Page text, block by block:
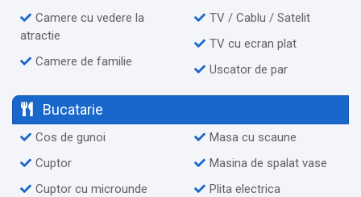
Camere cu vedere la
atractie
Camere de familie
TV / Cablu / Satelit
TV cu ecran plat
Uscator de par
Bucatarie
Cos de gunoi
Cuptor
Cuptor cu microunde
Masa cu scaune
Masina de spalat vase
Plita electrica